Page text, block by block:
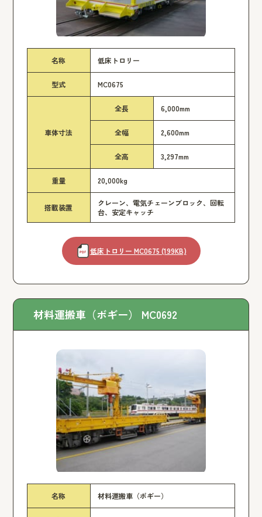
名称 低床トロリー
型式 MC0675
車体寸法
全長 6,000mm
全幅 2,600mm
全高 3,297mm
重量 20,000kg
搭載装置
クレーン、電気チェーンブロック、回転
台、安定キャッチ
低床トロリー MC0675 (199KB)
材料運搬車（ボギー） MC0692
名称 材料運搬車（ボギー）